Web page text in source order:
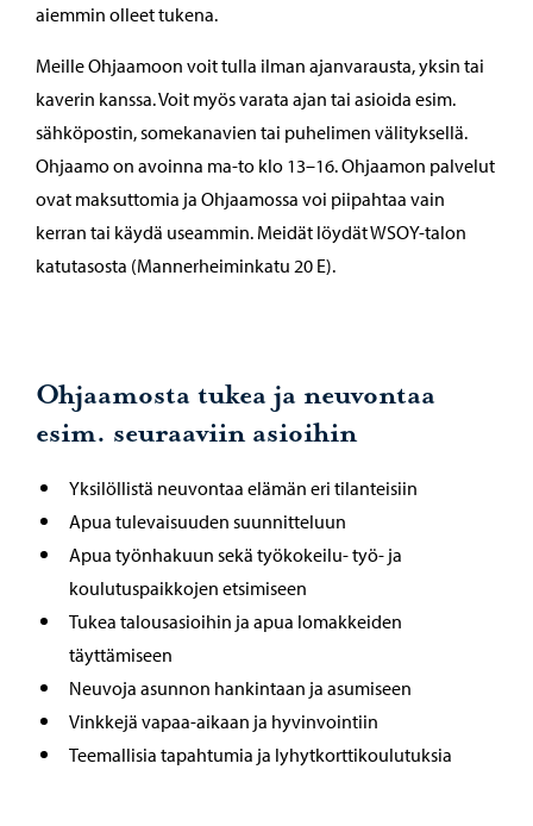
aiemmin olleet tukena.
Meille Ohjaamoon voit tulla ilman ajanvarausta, yksin tai
kaverin kanssa. Voit myös varata ajan tai asioida esim.
sähköpostin, somekanavien tai puhelimen välityksellä.
Ohjaamo on avoinna ma-to klo 13–16. Ohjaamon palvelut
ovat maksuttomia ja Ohjaamossa voi piipahtaa vain
kerran tai käydä useammin. Meidät löydät WSOY-talon
katutasosta (Mannerheiminkatu 20 E).
Ohjaamosta tukea ja neuvontaa
esim. seuraaviin asioihin
Yksilöllistä neuvontaa elämän eri tilanteisiin
Apua tulevaisuuden suunnitteluun
Apua työnhakuun sekä työkokeilu- työ- ja
koulutuspaikkojen etsimiseen
Tukea talousasioihin ja apua lomakkeiden
täyttämiseen
Neuvoja asunnon hankintaan ja asumiseen
Vinkkejä vapaa-aikaan ja hyvinvointiin
Teemallisia tapahtumia ja lyhytkorttikoulutuksia